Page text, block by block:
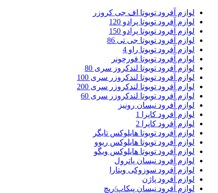
لوازم آفرود تویوتا اف جی کروزر
لوازم آفرود تویوتا پرادو 120
لوازم آفرود تویوتا پرادو 150
لوازم آفرود تویوتا جی تی 86
لوازم آفرود تویوتا راو 4
لوازم آفرود تویوتا فورچونر
لوازم آفرود تویوتا لندکروز سری 80
لوازم آفرود تویوتا لندکروزر سری 100
لوازم آفرود تویوتا لندکروزر سری 200
لوازم آفرود تویوتا لندکروزر سری 60
لوازم آفرود نیسان رونیز
لوازم آفرود کاپرا 1
لوازم آفرود کاپرا 2
لوازم آفرود تویوتا هایلوکس تایگر
لوازم آفرود تویوتا هایلوکس ریوو
لوازم آفرود تویوتا هایلوکس ویگو
لوازم آفرود نیسان پاترول
لوازم آفرود سوزوکی ویتارا
لوازم آفرود پاژن
لوازم آفرود نیسان پیکاپ/ریچ